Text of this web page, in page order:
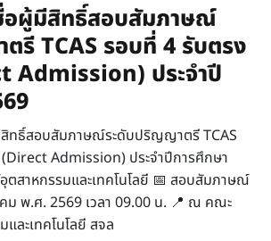
อผู้มีสิทธิ์สอบสัมภาษณ์
รี TCAS รอบที่ 4 รับตรง
Admission) ประจำปี
สิทธิ์สอบสัมภาษณ์ระดับปริญญาตรี TCAS
Admission) ประจำปีการศึกษา
สาหกรรมและเทคโนโลยี 📅 สอบสัมภาษณ์
ม พ.ศ. 2569 เวลา 09.00 น. 📍 ณ คณะ
ละเทคโนโลยี สจล